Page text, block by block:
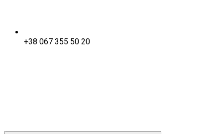
+38 067 355 50 20